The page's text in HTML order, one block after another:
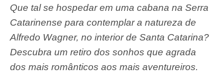
Que tal se hospedar em uma cabana na Serra
Catarinense para contemplar a natureza de
Alfredo Wagner, no interior de Santa Catarina?
Descubra um retiro dos sonhos que agrada
dos mais românticos aos mais aventureiros.